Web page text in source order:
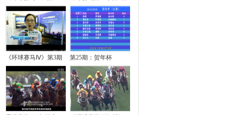
《环球赛马Ⅳ》第3期 第25期：贺年杯